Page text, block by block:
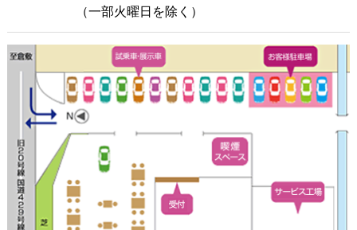
（一部火曜日を除く）